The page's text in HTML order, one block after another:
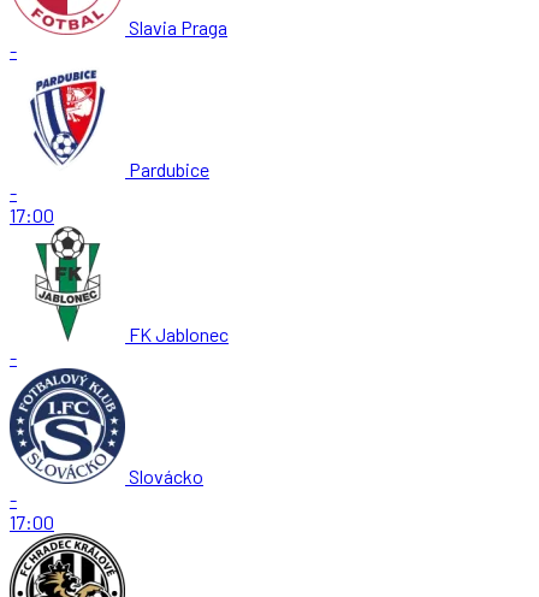
Slavia Praga
-
Pardubice
-
17:00
FK Jablonec
-
Slovácko
-
17:00